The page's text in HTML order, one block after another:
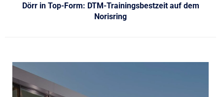
Dörr in Top-Form: DTM-Trainingsbestzeit auf dem
Norisring